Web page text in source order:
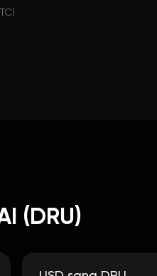
(DRU)